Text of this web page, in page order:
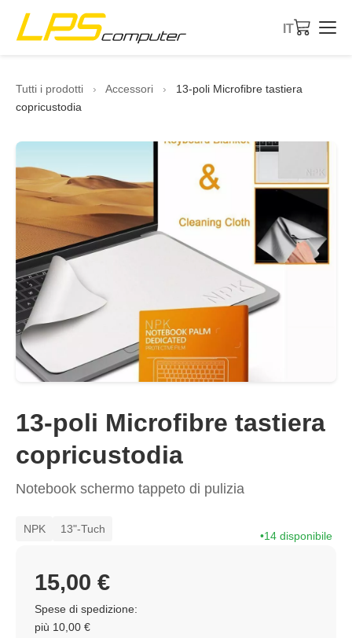
IT
Servizi
Negozio eBay
Tutti i prodotti › Accessori ›
13-poli Microfibre tastiera
copricustodia
13-poli Microfibre tastiera
copricustodia
Notebook schermo tappeto di pulizia
NPK 13"-Tuch
14 disponibile
Spese di spedizione:
più 10,00 €
15,00 €